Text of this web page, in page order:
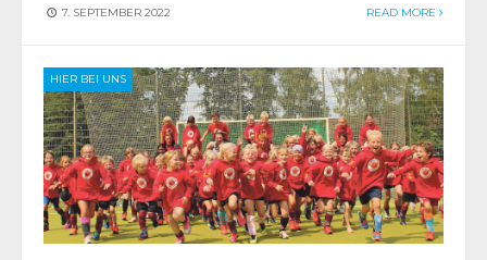
7. SEPTEMBER 2022 READ MORE
HIER BEI UNS